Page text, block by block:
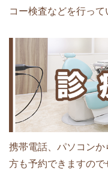
コー検査などを行って
携帯電話、パソコン
方も予約できますので